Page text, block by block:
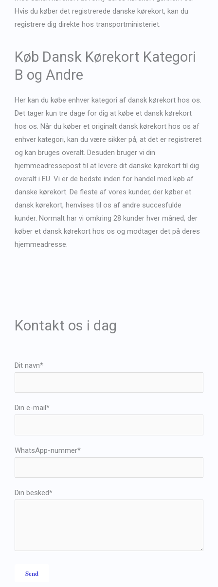
Hvis du køber det registrerede danske kørekort, kan du
registrere dig direkte hos transportministeriet.
Køb Dansk Kørekort Kategori
B og Andre
Her kan du købe enhver kategori af dansk kørekort hos os.
Det tager kun tre dage for dig at købe et dansk kørekort
hos os. Når du køber et originalt dansk kørekort hos os af
enhver kategori, kan du være sikker på, at det er registreret
og kan bruges overalt. Desuden bruger vi din
hjemmeadressepost til at levere dit danske kørekort til dig
overalt i EU. Vi er de bedste inden for handel med køb af
danske kørekort. De fleste af vores kunder, der køber et
dansk kørekort, henvises til os af andre succesfulde
kunder. Normalt har vi omkring 28 kunder hver måned, der
køber et dansk kørekort hos os og modtager det på deres
hjemmeadresse.
Kontakt os i dag
Dit navn*
Din e-mail*
WhatsApp-nummer*
Din besked*